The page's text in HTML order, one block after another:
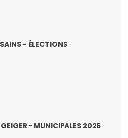
- ÉLECTIONS
- MUNICIPALES 2026